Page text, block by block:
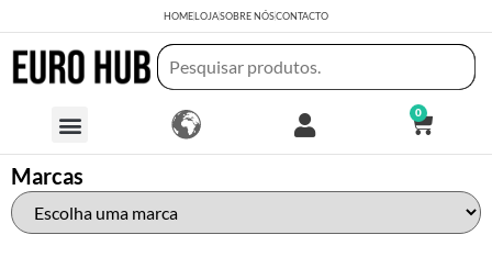
HOMELOJASOBRE NÓSCONTACTO
0
Marcas